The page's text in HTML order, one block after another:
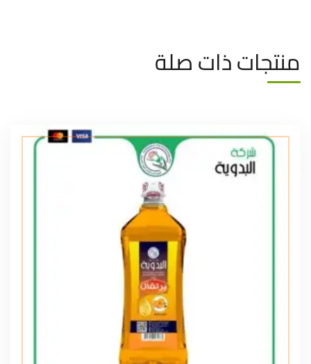
منتجات ذات صلة